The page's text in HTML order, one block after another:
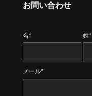
お問い合わせ
名* 姓*
メール*